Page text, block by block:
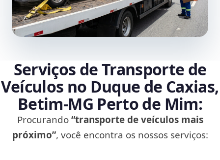
Serviços de Transporte de
Veículos no Duque de Caxias,
Betim‑MG Perto de Mim:
Procurando“transporte de veículos mais
próximo”, você encontra os nossos serviços: